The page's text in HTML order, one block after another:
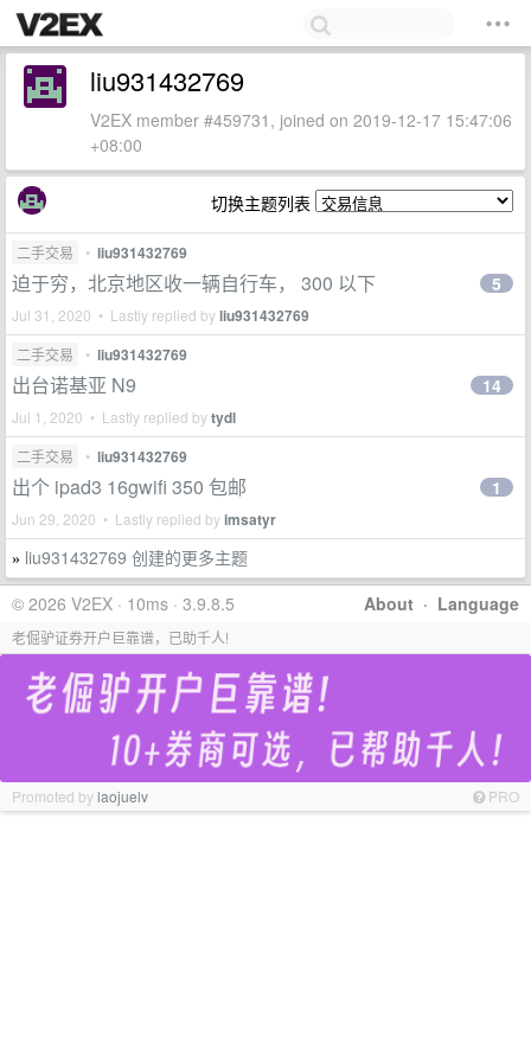
liu931432769
V2EX member #459731, joined on 2019-12-17 15:47:06
+08:00
切换主题列表
二手交易 • liu931432769
迫于穷，北京地区收一辆自行车， 300 以下
Jul 31, 2020 • Lastly replied byliu931432769
5
二手交易 • liu931432769
出台诺基亚 N9
Jul 1, 2020 • Lastly replied bytydl
14
二手交易 • liu931432769
出个 ipad3 16gwifi 350 包邮
Jun 29, 2020 • Lastly replied byimsatyr
1
» liu931432769 创建的更多主题
About · Language
© 2026 V2EX · 10ms · 3.9.8.5
老倔驴证券开户巨靠谱，已助千人!
Promoted bylaojuelv PRO